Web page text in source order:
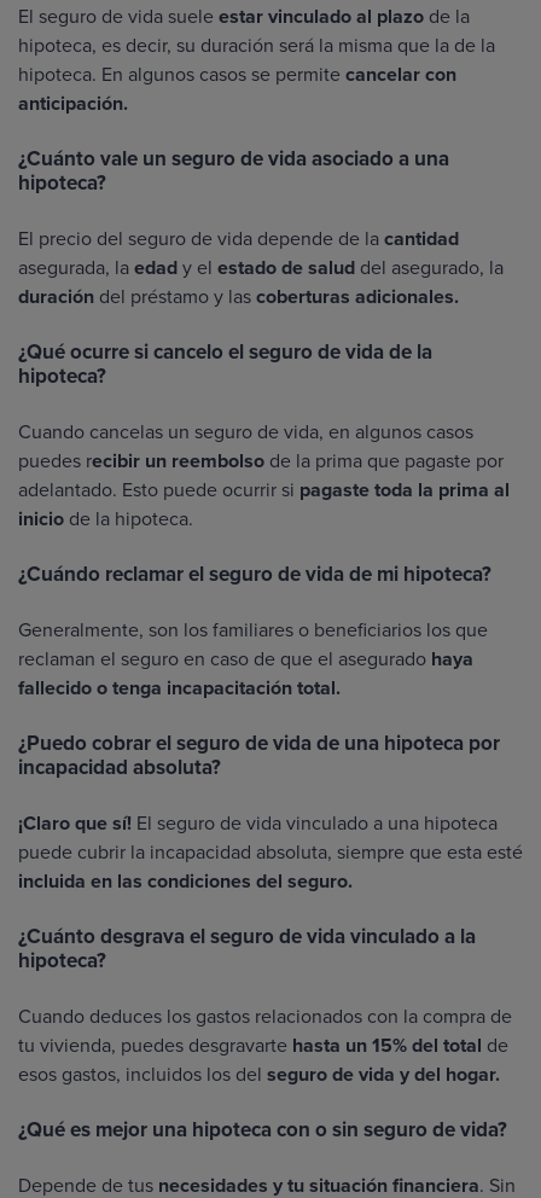
El seguro de vida suele estar vinculado al plazo de la
hipoteca, es decir, su duración será la misma que la de la
hipoteca. En algunos casos se permite cancelar con
anticipación.
¿Cuánto vale un seguro de vida asociado a una
hipoteca?
El precio del seguro de vida depende de lacantidad
asegurada, laedady el estado de salud del asegurado, la
duración del préstamo y lascoberturas adicionales.
¿Qué ocurre si cancelo el seguro de vida de la
hipoteca?
Cuando cancelas un seguro de vida, en algunos casos
puedes recibir un reembolso de la prima que pagaste por
adelantado. Esto puede ocurrir si pagaste toda la prima al
inicio de la hipoteca.
¿Cuándo reclamar el seguro de vida de mi hipoteca?
Generalmente, son los familiares o beneficiarios los que
reclaman el seguro en caso de que el asegurado haya
fallecido o tenga incapacitación total.
¿Puedo cobrar el seguro de vida de una hipoteca por
incapacidad absoluta?
¡Claro que sí! El seguro de vida vinculado a una hipoteca
puede cubrir la incapacidad absoluta, siempre que esta esté
incluida en las condiciones del seguro.
¿Cuánto desgrava el seguro de vida vinculado a la
hipoteca?
Cuando deduces los gastos relacionados con la compra de
tu vivienda, puedes desgravarte hasta un 15% del total de
esos gastos, incluidos los del seguro de vida y del hogar.
¿Qué es mejor una hipoteca con o sin seguro de vida?
Depende de tus necesidades y tu situación financiera. Sin